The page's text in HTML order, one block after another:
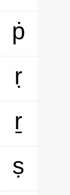
ṗ
ṛ
ṟ
ṣ